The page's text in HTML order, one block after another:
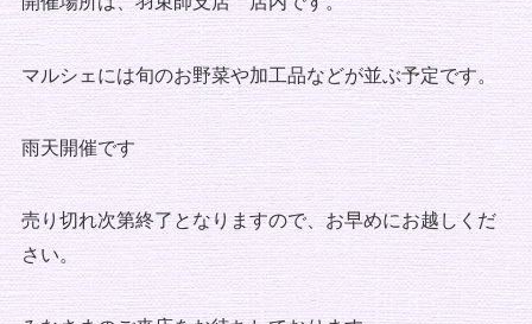
マルシェには旬のお野菜や加工品などが並ぶ予定です。
雨天開催です
売り切れ次第終了となりますので、お早めにお越しくだ
さい。